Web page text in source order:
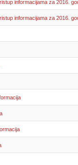
informacijama za 2016.
informacijama za 2016.